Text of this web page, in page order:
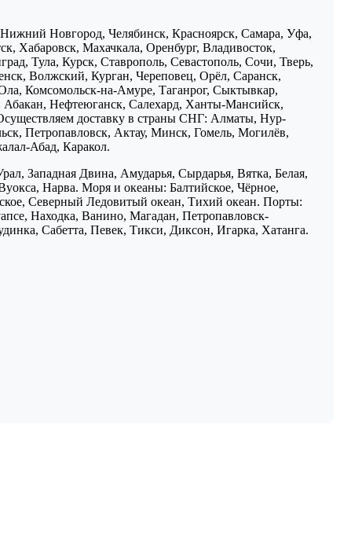
Новгород, Челябинск, Красноярск, Самара, Уфа,
Хабаровск, Махачкала, Оренбург, Владивосток,
Тула, Курск, Ставрополь, Севастополь, Сочи, Тверь,
Волжский, Курган, Череповец, Орёл, Саранск,
Комсомольск-на-Амуре, Таганрог, Сыктывкар,
Нефтеюганск, Салехард, Ханты-Мансийск,
доставку в страны СНГ: Алматы, Нур-
Петропавловск, Актау, Минск, Гомель, Могилёв,
Абад, Каракол.
Западная Двина, Амударья, Сырдарья, Вятка, Белая,
Нарва. Моря и океаны: Балтийское, Чёрное,
Северный Ледовитый океан, Тихий океан. Порты:
Находка, Ванино, Магадан, Петропавловск-
Сабетта, Певек, Тикси, Диксон, Игарка, Хатанга.